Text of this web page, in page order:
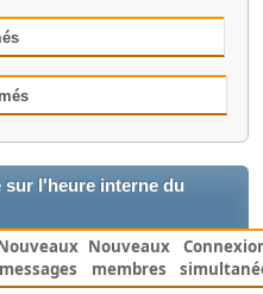
sur l'heure interne du
messages
Nouveaux
membres